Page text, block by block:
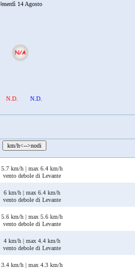
14 Agosto
N.D. N.D.
km/h<-->nodi
5.7 km/h | max 6.4 km/h
vento debole di Levante
6 km/h | max 6.4 km/h
vento debole di Levante
5.6 km/h | max 5.6 km/h
vento debole di Levante
4 km/h | max 4.4 km/h
vento debole di Levante
3.4 km/h | max 4.3 km/h